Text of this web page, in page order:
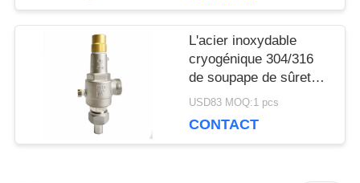
POLITIQUE
CONFIDENTIALITÉ
L'acier inoxydable
cryogénique 304/316
de soupape de sûreté
d'OEM DN20 filètent la
USD83 MOQ:1 pcs
CONTACT